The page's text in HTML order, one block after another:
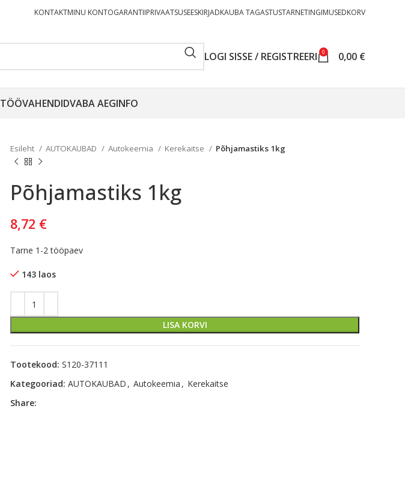
KONTAKTMINU KONTOGARANTIIPRIVAATSUSEESKIRJADKAUBA TAGASTUSTARNETINGIMUSEDKORV
LOGI SISSE / REGISTREERI 0 0,00 €
TÖÖVAHENDIDVABA AEGINFO
Esileht AUTOKAUBAD Autokeemia Kerekaitse Põhjamastiks 1kg
Põhjamastiks 1kg
8,72 €
Tarne 1-2 tööpaev
143 laos
LISA KORVI
Tootekood: S120-37111
Kategooriad: AUTOKAUBAD , Autokeemia , Kerekaitse
Share: